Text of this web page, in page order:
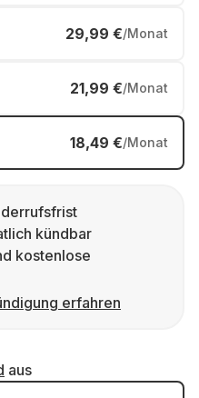
29,99 €/Monat
21,99 €/Monat
18,49 €/Monat
kündbar
kostenlose
erfahren
aus